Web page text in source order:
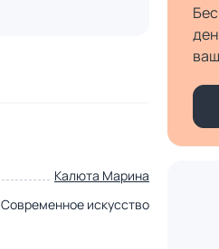
Калюта Марина
Современное искусство